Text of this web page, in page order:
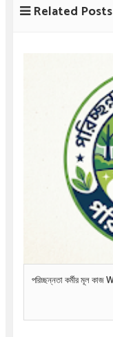
Related Posts
পরিচ্ছন্নতা কর্মীর মূল কাজ What is the main job of a cleaning worker